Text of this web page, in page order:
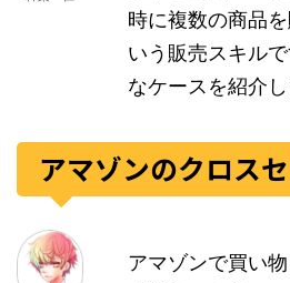
時に複数の商品
いう販売スキル
なケースを紹介し
アマゾンのクロス
アマゾンで買い